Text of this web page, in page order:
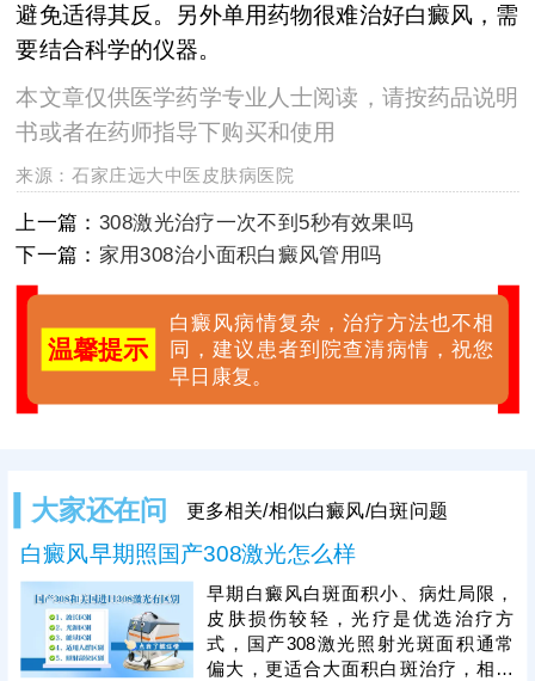
避免适得其反。另外单用药物很难治好白癜风，需
要结合科学的仪器。
本文章仅供医学药学专业人士阅读，请按药品说明
书或者在药师指导下购买和使用
来源：石家庄远大中医皮肤病医院
上一篇： 308激光治疗一次不到5秒有效果吗
下一篇： 家用308治小面积白癜风管用吗
温馨提示
白癜风病情复杂，治疗方法也不相
同，建议患者到院查清病情，祝您
早日康复。
大家还在问 更多相关/相似白癜风/白斑问题
白癜风早期照国产308激光怎么样
早期白癜风白斑面积小、病灶局限，
皮肤损伤较轻，光疗是优选治疗方
式，国产308激光照射光斑面积通常
偏大，更适合大面积白斑治疗，相较